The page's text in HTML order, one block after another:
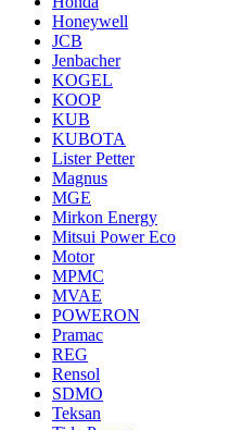
Honeywell
JCB
Jenbacher
KOGEL
KOOP
KUB
KUBOTA
Lister Petter
Magnus
MGE
Mirkon Energy
Mitsui Power Eco
Motor
MPMC
MVAE
POWERON
Pramac
REG
Rensol
SDMO
Teksan